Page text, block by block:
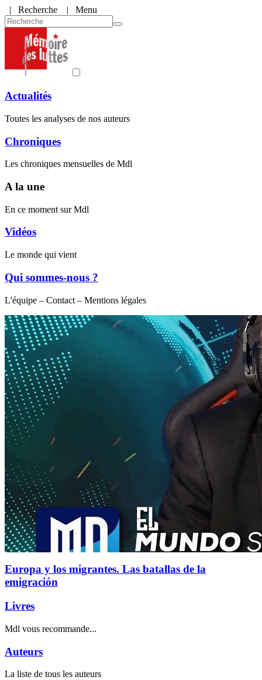
| Recherche | Menu
Actualités
Toutes les analyses de nos auteurs
Chroniques
Les chroniques mensuelles de Mdl
A la une
En ce moment sur Mdl
Vidéos
Le monde qui vient
Qui sommes-nous ?
L'équipe – Contact – Mentions légales
Europa y los migrantes. Las batallas de la
emigración
Livres
Mdl vous recommande...
Auteurs
La liste de tous les auteurs